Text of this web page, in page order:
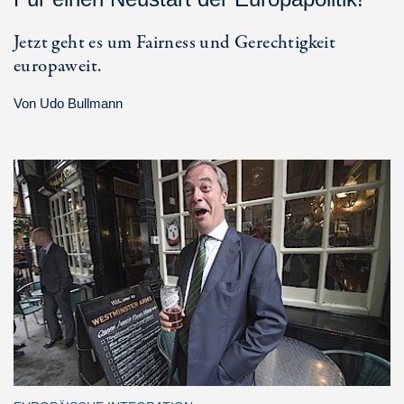
Jetzt geht es um Fairness und Gerechtigkeit
europaweit.
Von Udo Bullmann